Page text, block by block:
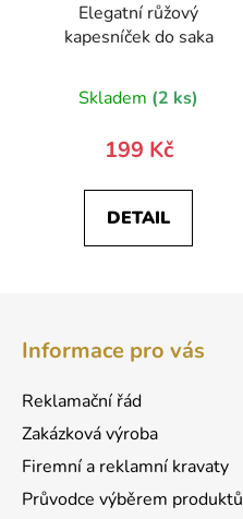
Elegatní růžový
kapesníček do saka
Skladem (2 ks)
199 Kč
DETAIL
Informace pro vás
Reklamační řád
Zakázková výroba
Firemní a reklamní kravaty
Průvodce výběrem produktů